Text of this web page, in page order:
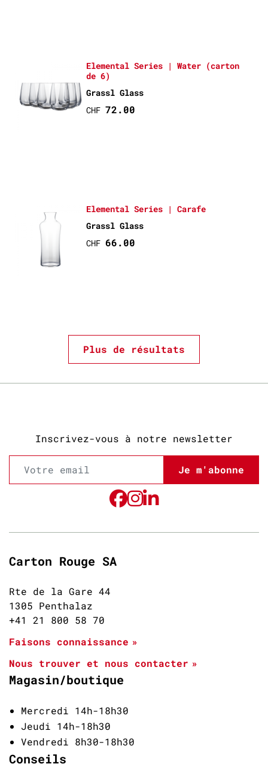
Elemental Series | Water (carton
de 6)
Grassl Glass
CHF72.00
Elemental Series | Carafe
Grassl Glass
CHF66.00
Plus de résultats
Inscrivez-vous à notre newsletter
Je m'abonne
Carton Rouge SA
Rte de la Gare 44
1305 Penthalaz
+41 21 800 58 70
Faisons connaissance
Nous trouver et nous contacter
Magasin/boutique
Mercredi 14h-18h30
Jeudi 14h-18h30
Vendredi 8h30-18h30
Conseils